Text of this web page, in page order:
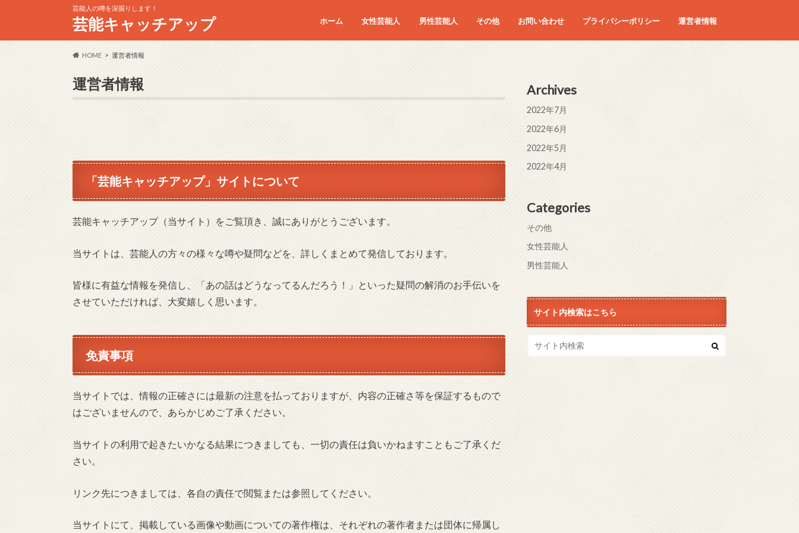
芸能人の噂を深掘りします！
芸能キャッチアップ ホーム 女性芸能人 男性芸能人 その他 お問い合わせ プライバシーポリシー 運営者情報
HOME 運営者情報
運営者情報
「芸能キャッチアップ」サイトについて
芸能キャッチアップ（当サイト）をご覧頂き、誠にありがとうございます。
当サイトは、芸能人の方々の様々な噂や疑問などを、詳しくまとめて発信しております。
皆様に有益な情報を発信し、「あの話はどうなってるんだろう！」といった疑問の解消のお手伝いを
させていただければ、大変嬉しく思います。
免責事項
当サイトでは、情報の正確さには最新の注意を払っておりますが、内容の正確さ等を保証するもので
はございませんので、あらかじめご了承ください。
当サイトの利用で起きたいかなる結果につきましても、一切の責任は負いかねますこともご了承くだ
さい。
リンク先につきましては、各自の責任で閲覧または参照してください。
当サイトにて、掲載している画像や動画についての著作権は、それぞれの著作者または団体に帰属し
Archives
2022年7月
2022年6月
2022年5月
2022年4月
Categories
その他
女性芸能人
男性芸能人
サイト内検索はこちら